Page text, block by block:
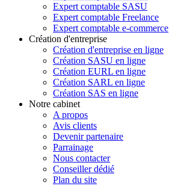
Expert comptable SASU
Expert comptable Freelance
Expert comptable e-commerce
Création d'entreprise
Création d'entreprise en ligne
Création SASU en ligne
Création EURL en ligne
Création SARL en ligne
Création SAS en ligne
Notre cabinet
A propos
Avis clients
Devenir partenaire
Parrainage
Nous contacter
Conseiller dédié
Plan du site